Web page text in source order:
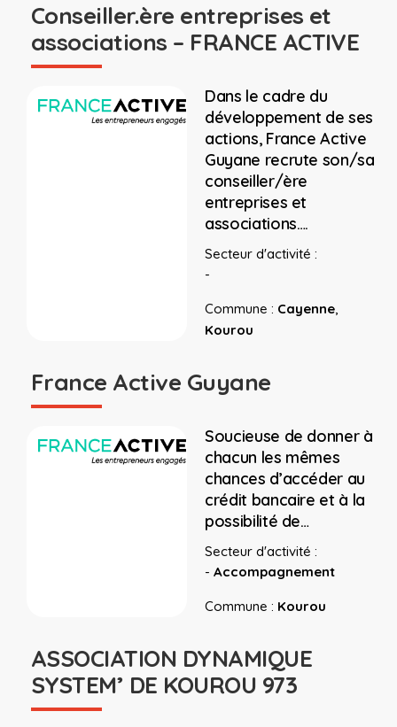
Conseiller.ère entreprises et
associations – FRANCE ACTIVE
Dans le cadre du
développement de ses
actions, France Active
Guyane recrute son/sa
conseiller/ère
entreprises et
associations….
Secteur d'activité :
-
Commune : Cayenne,
Kourou
France Active Guyane
Soucieuse de donner à
chacun les mêmes
chances d’accéder au
crédit bancaire et à la
possibilité de…
Secteur d'activité :
-Accompagnement
Commune : Kourou
ASSOCIATION DYNAMIQUE
SYSTEM’ DE KOUROU 973